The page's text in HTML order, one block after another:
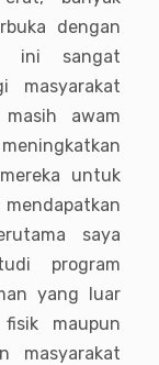
dengan
ini sangat
masyarakat
awam
untuk
saya
program
yang luar
maupun
masyarakat